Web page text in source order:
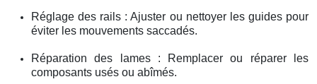
Réglage des rails : Ajuster ou nettoyer les guides pour
éviter les mouvements saccadés.
Réparation des lames : Remplacer ou réparer les
composants usés ou abîmés.